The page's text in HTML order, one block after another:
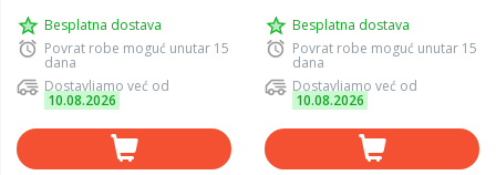
Besplatna dostava
Povrat robe moguć unutar 15
dana
Dostavljamo već od
10.08.2026
Besplatna dostava
Povrat robe moguć unutar 15
dana
Dostavljamo već od
10.08.2026